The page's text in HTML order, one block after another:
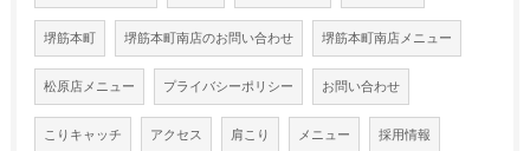
堺筋本町 堺筋本町南店のお問い合わせ 堺筋本町南店メニュー
松原店メニュー プライバシーポリシー お問い合わせ
こりキャッチ アクセス 肩こり メニュー 採用情報